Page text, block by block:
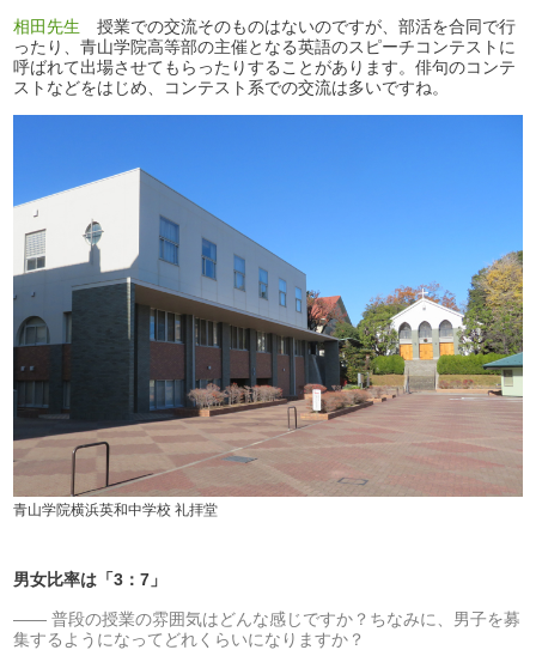
相田先生授業での交流そのものはないのですが、部活を合同で行
ったり、青山学院高等部の主催となる英語のスピーチコンテストに
呼ばれて出場させてもらったりすることがあります。俳句のコンテ
ストなどをはじめ、コンテスト系での交流は多いですね。
青山学院横浜英和中学校 礼拝堂
男女比率は「3：7」
普段の授業の雰囲気はどんな感じですか？ちなみに、男子を募
集するようになってどれくらいになりますか？